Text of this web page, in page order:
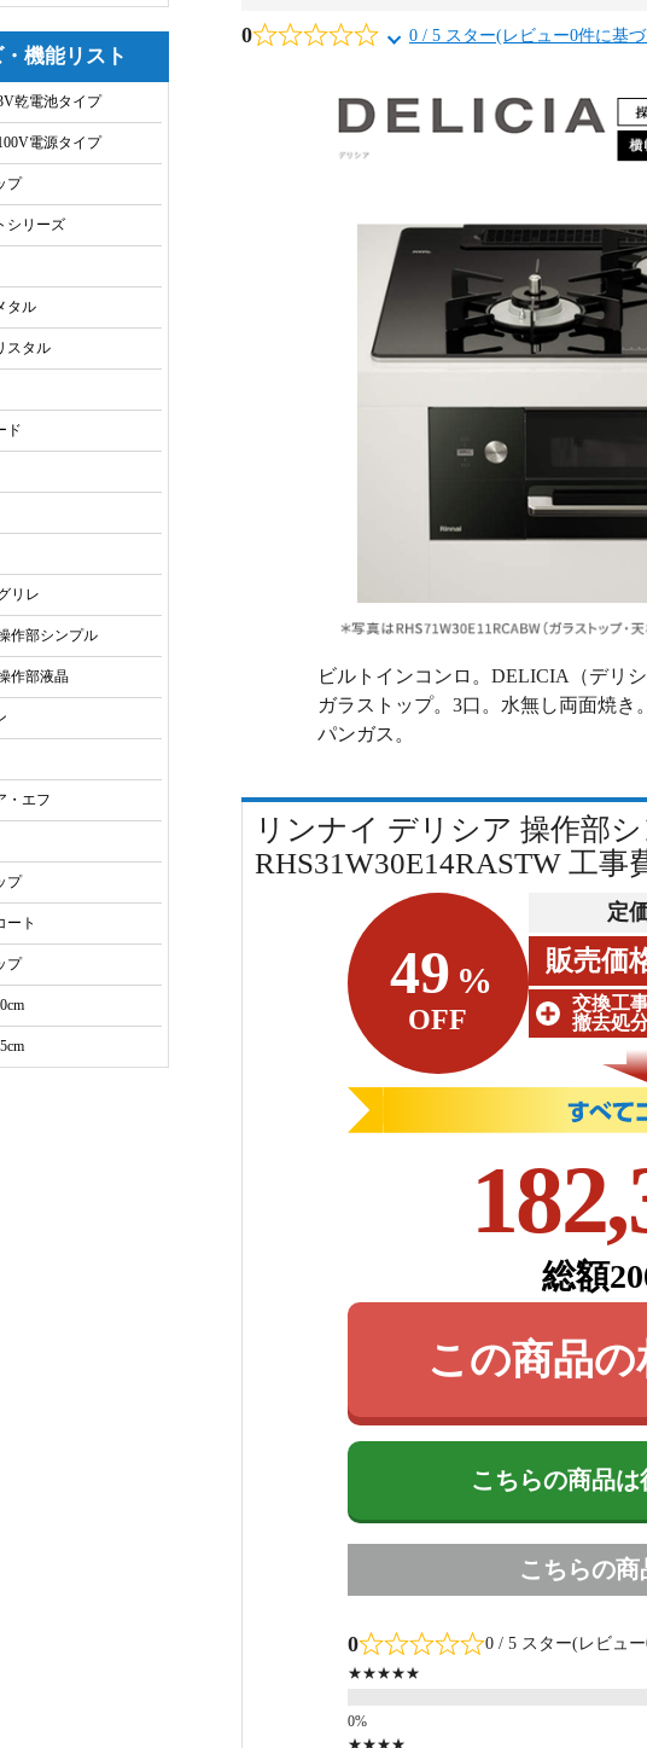
0 0 / 5 スター(レビュー0件に基
ビルトインコンロ。DELICIA（デリ
ガラストップ。3口。水無し両面焼き
パンガス。
リンナイ デリシア 操作部
RHS31W30E14RASTW 工事
49 %
OFF
定
販売価
交換工
撤去処
総額
この商品の
こちらの商品
こちらの
0 0 / 5 スター(レビュ
★★★★★
★★★★
機能リスト
乾電池タイプ
電源タイプ
プ
シリーズ
タル
スタル
ド
リレ
作部シンプル
作部液晶
・エフ
プ
ート
プ